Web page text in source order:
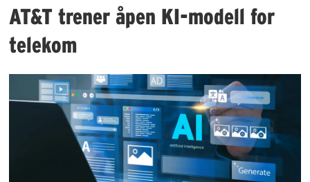
AT&T trener åpen KI-modell for
telekom